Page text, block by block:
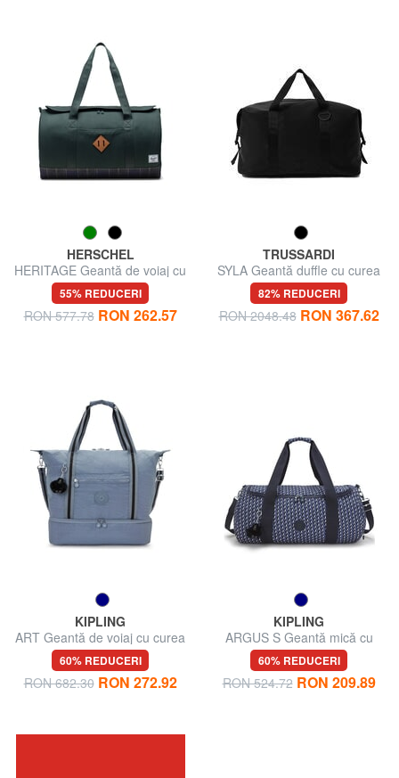
HERSCHEL
HERITAGE Geantă de voiaj cu
curea de umăr
55% REDUCERI
RON 577.78 RON 262.57
TRUSSARDI
SYLA Geantă duffle cu curea
de umăr
82% REDUCERI
RON 2048.48 RON 367.62
KIPLING
ART Geantă de voiaj cu curea
de umăr
60% REDUCERI
RON 682.30 RON 272.92
KIPLING
ARGUS S Geantă mică cu
curea de umăr
60% REDUCERI
RON 524.72 RON 209.89